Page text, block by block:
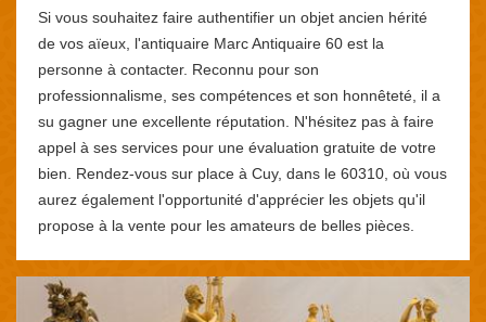
Si vous souhaitez faire authentifier un objet ancien hérité
de vos aïeux, l'antiquaire Marc Antiquaire 60 est la
personne à contacter. Reconnu pour son
professionnalisme, ses compétences et son honnêteté, il a
su gagner une excellente réputation. N'hésitez pas à faire
appel à ses services pour une évaluation gratuite de votre
bien. Rendez-vous sur place à Cuy, dans le 60310, où vous
aurez également l'opportunité d'apprécier les objets qu'il
propose à la vente pour les amateurs de belles pièces.